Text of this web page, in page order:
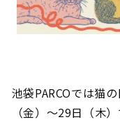
池袋PARCOでは猫
（金）〜29日（木